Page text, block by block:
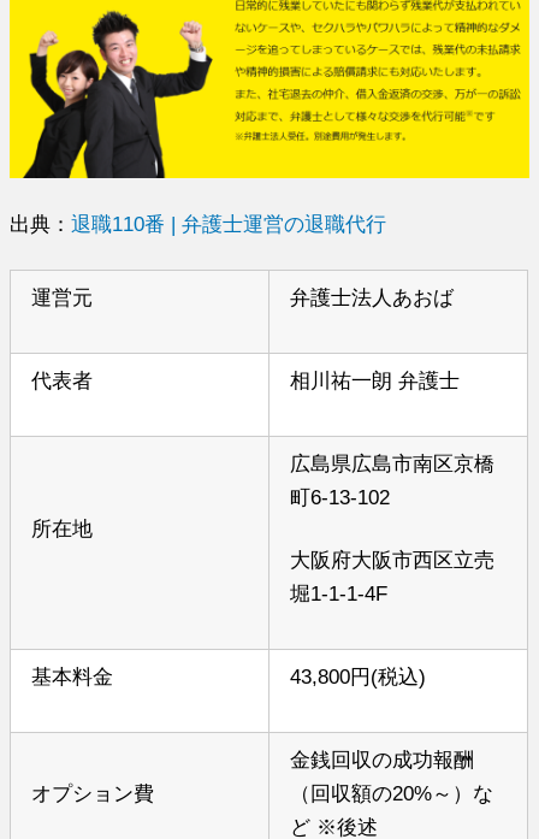
出典：退職110番 | 弁護士運営の退職代行
運営元 弁護士法人あおば
代表者 相川祐一朗 弁護士
所在地
広島県広島市南区京橋
町6-13-102
大阪府大阪市西区立売
堀1-1-1-4F
基本料金 43,800円(税込)
オプション費
金銭回収の成功報酬
（回収額の20%～）な
ど ※後述